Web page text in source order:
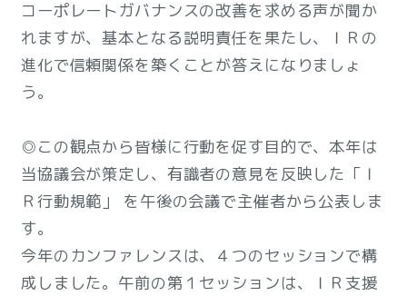
コーポレートガバナンスの改善を求める声が聞か
れますが、基本となる説明責任を果たし、ＩＲの
進化で信頼関係を築くことが答えになりましょ
う。
◎この観点から皆様に行動を促す目的で、本年は
当協議会が策定し、有識者の意見を反映した「Ｉ
Ｒ行動規範」 を午後の会議で主催者から公表しま
す。
今年のカンファレンスは、４つのセッションで構
成しました。午前の第１セッションは、ＩＲ支援